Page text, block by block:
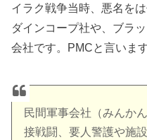
イラク戦争当時、悪名をは
ダインコープ社や、ブラ
会社です。PMCと言います
民間軍事会社（みんか
接戦闘、要人警護や施